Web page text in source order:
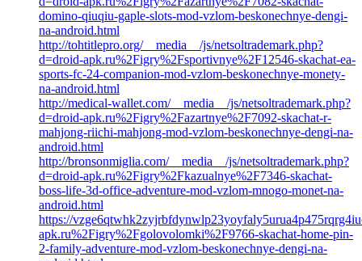
domino-qiuqiu-gaple-slots-mod-vzlom-beskonechnye-dengi-
na-android.html
http://tohtitlepro.org/__media__/js/netsoltrademark.php?
d=droid-apk.ru%2Figry%2Fsportivnye%2F12546-skachat-ea-
sports-fc-24-companion-mod-vzlom-beskonechnye-monety-
na-android.html
http://medical-wallet.com/__media__/js/netsoltrademark.php?
d=droid-apk.ru%2Figry%2Fazartnye%2F7092-skachat-r-
mahjong-riichi-mahjong-mod-vzlom-beskonechnye-dengi-na-
android.html
http://bronsonmiglia.com/__media__/js/netsoltrademark.php?
d=droid-apk.ru%2Figry%2Fkazualnye%2F7346-skachat-
boss-life-3d-office-adventure-mod-vzlom-mnogo-monet-na-
android.html
https://
apk.ru%2Figry%2Fgolovolomki%2F9766-skachat-home-pin-
2-family-adventure-mod-vzlom-beskonechnye-dengi-na-